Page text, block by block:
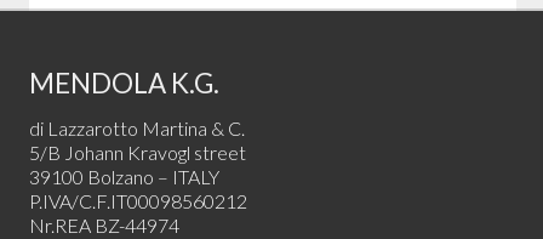
MENDOLA K.G.
di Lazzarotto Martina & C.
5/B Johann Kravogl street
39100 Bolzano – ITALY
P.IVA/C.F.IT00098560212
Nr.REA BZ-44974